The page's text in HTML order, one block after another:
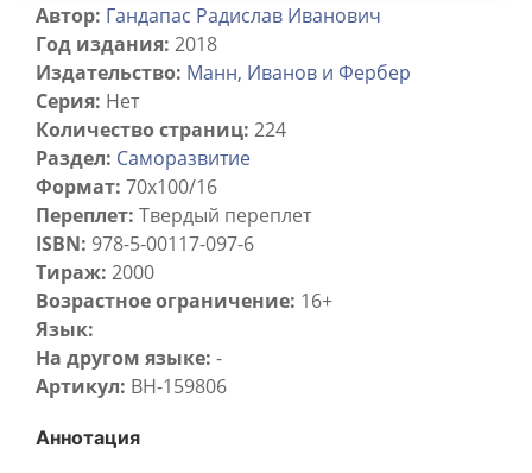
Автор: Гандапас Радислав Иванович
Год издания: 2018
Издательство: Манн, Иванов и Фербер
Серия: Нет
Количество страниц: 224
Раздел: Саморазвитие
Формат: 70х100/16
Переплет: Твердый переплет
ISBN: 978-5-00117-097-6
Тираж: 2000
Возрастное ограничение: 16+
Язык:
На другом языке: -
Артикул: BH-159806
Аннотация